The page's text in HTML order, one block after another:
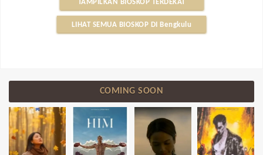
TAMPILKAN BIOSKOP TERDEKAT
LIHAT SEMUA BIOSKOP DI Bengkulu
COMING SOON